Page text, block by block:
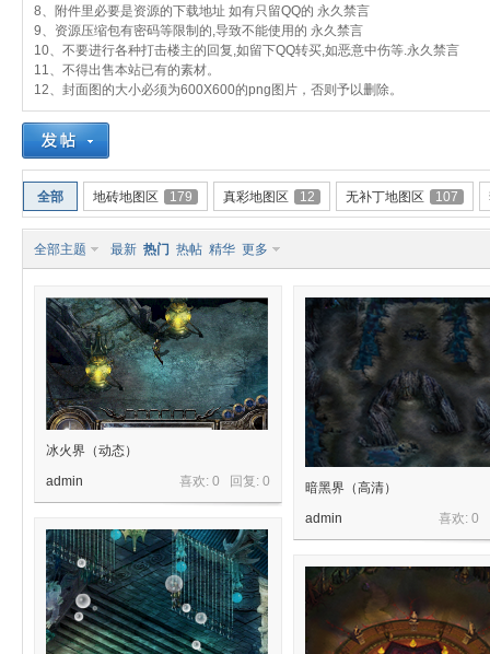
8、附件里必要是资源的下载地址 如有只留QQ的 永久禁言
9、资源压缩包有密码等限制的,导致不能使用的 永久禁言
10、不要进行各种打击楼主的回复,如留下QQ转买,如恶意中伤等.永久禁言
11、不得出售本站已有的素材。
12、封面图的大小必须为600X600的png图片，否则予以删除。
全部 地砖地图区 179 真彩地图区 12 无补丁地图区 107
全部主题 最新 热门 热帖 精华 更多
冰火界（动态）
喜欢: 0 回复: 0
admin
暗黑界（高清）
喜欢: 0
admin